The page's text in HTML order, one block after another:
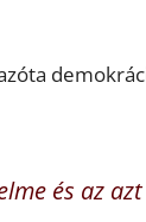
és az